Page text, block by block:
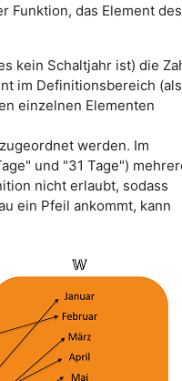
Funktion, das Element des
kein Schaltjahr ist) die
im Definitionsbereich
einzelnen Elementen
werden. Im
und "31 Tage")
nicht erlaubt, sodass
ein Pfeil ankommt, kann